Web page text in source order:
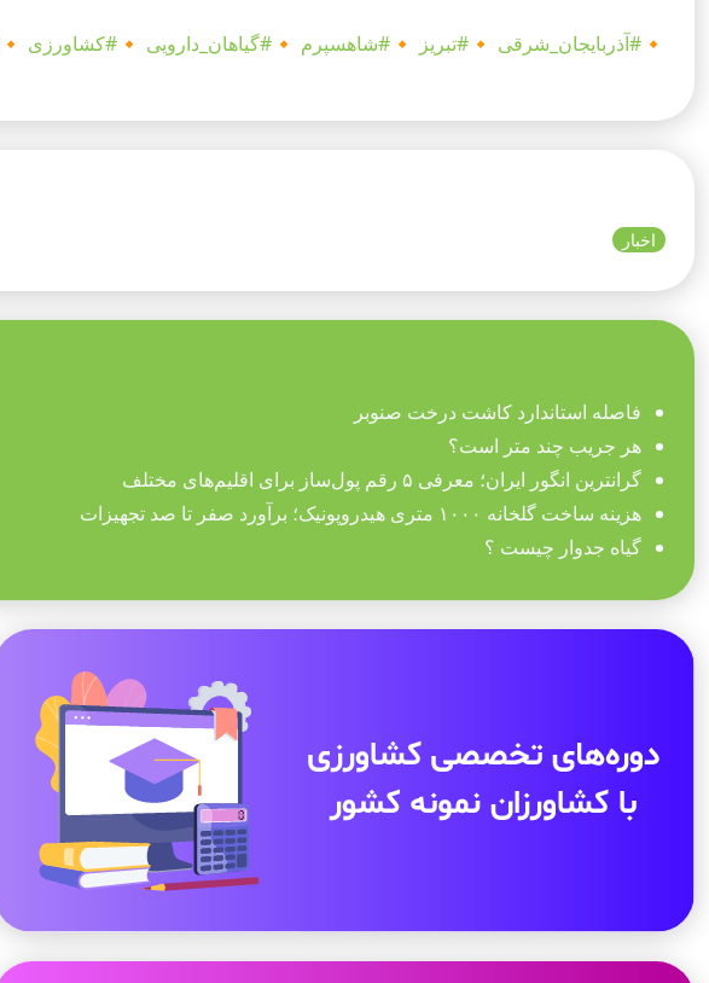
🔸 #آذربایجان_شرقی 🔸 #تبریز 🔸 #شاهسپرم 🔸 #گیاهان_دارویی 🔸 #کشاورزی 🔸
اخبار
فاصله استاندارد کاشت درخت صنوبر
هر جریب چند متر است؟
گرانترین انگور ایران؛ معرفی ۵ رقم پول‌ساز برای اقلیم‌های مختلف
هزینه ساخت گلخانه ۱۰۰۰ متری هیدروپونیک؛ برآورد صفر تا صد تجهیزات
گیاه جدوار چیست ؟